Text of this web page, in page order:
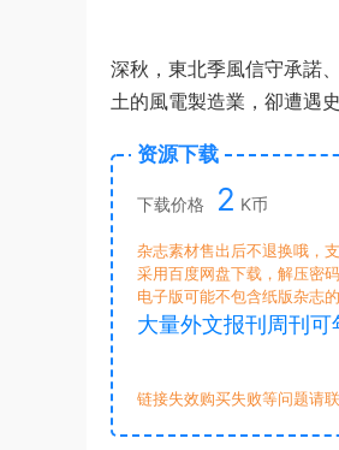
深秋，東北季風信守承諾
土的風電製造業，卻遭遇
资源下载
下载价格 2 K币
杂志素材售出后不退换哦，
采用百度网盘下载，解压密
电子版可能不包含纸版杂志
大量外文报刊周刊可
链接失效购买失败等问题请